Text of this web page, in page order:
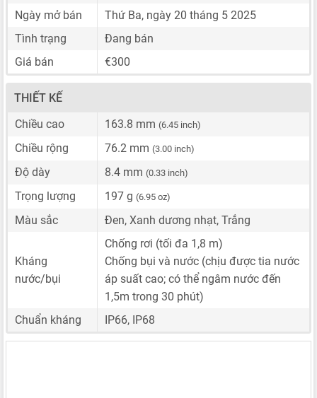
Ngày mở bán
Thứ Ba, ngày 20 tháng 5 2025
Tình trạng
Đang bán
Giá bán
€300
THIẾT KẾ
Chiều cao
163.8 mm (6.45 inch)
Chiều rộng 76.2 mm (3.00 inch)
Độ dày 8.4 mm (0.33 inch)
Trọng lượng 197 g (6.95 oz)
Màu sắc Đen, Xanh dương nhạt, Trắng
Kháng
nước/bụi
Chống rơi (tối đa 1,8 m)
Chống bụi và nước (chịu được tia nước
áp suất cao; có thể ngâm nước đến
1,5m trong 30 phút)
Chuẩn kháng
IP66, IP68